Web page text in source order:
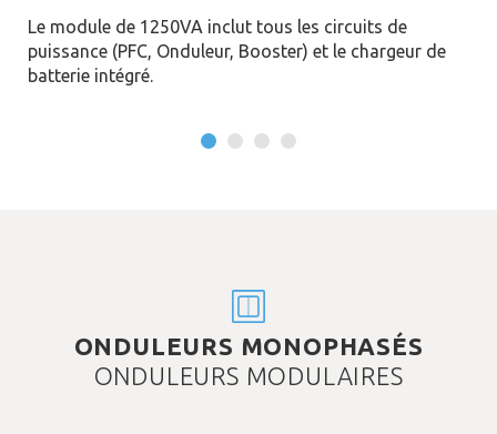
Le module de 1250VA inclut tous les circuits de
puissance (PFC, Onduleur, Booster) et le chargeur de
batterie intégré.
ONDULEURS MONOPHASÉS
ONDULEURS MODULAIRES